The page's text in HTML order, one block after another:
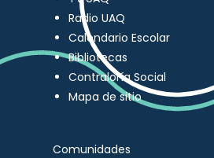
Radio UAQ
Calendario Escolar
Bibliotecas
Contraloría Social
Mapa de sitio
Comunidades